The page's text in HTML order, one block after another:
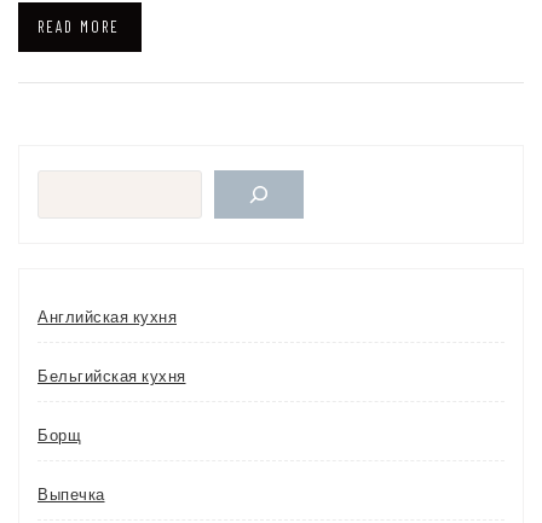
READ MORE
Английская кухня
Бельгийская кухня
Борщ
Выпечка